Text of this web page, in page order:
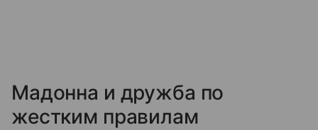
Мадонна и дружба по
жестким правилам